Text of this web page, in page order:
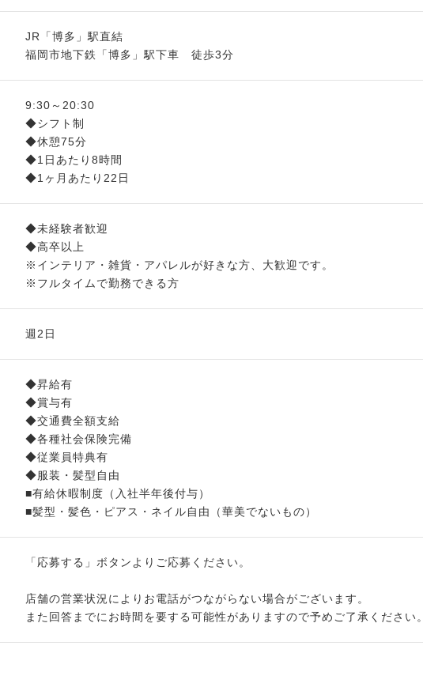
JR「博多」駅直結
福岡市地下鉄「博多」駅下車 徒歩3分
9:30～20:30
◆シフト制
◆休憩75分
◆1日あたり8時間
◆1ヶ月あたり22日
◆未経験者歓迎
◆高卒以上
※インテリア・雑貨・アパレルが好きな方、大歓迎です。
※フルタイムで勤務できる方
週2日
◆昇給有
◆賞与有
◆交通費全額支給
◆各種社会保険完備
◆従業員特典有
◆服装・髪型自由
■有給休暇制度（入社半年後付与）
■髪型・髪色・ピアス・ネイル自由（華美でないもの）
「応募する」ボタンよりご応募ください。
店舗の営業状況によりお電話がつながらない場合がございます。
また回答までにお時間を要する可能性がありますので予めご了承ください。